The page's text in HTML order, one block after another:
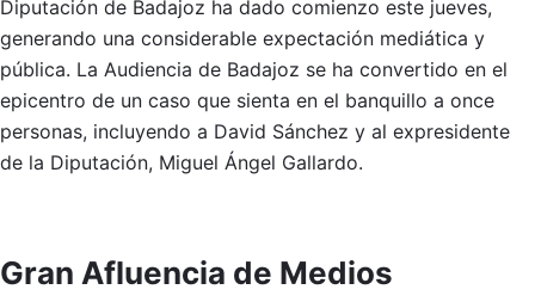
Diputación de Badajoz ha dado comienzo este jueves,
generando una considerable expectación mediática y
pública. La Audiencia de Badajoz se ha convertido en el
epicentro de un caso que sienta en el banquillo a once
personas, incluyendo a David Sánchez y al expresidente
de la Diputación, Miguel Ángel Gallardo.
Gran Afluencia de Medios